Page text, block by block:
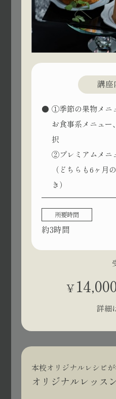
講座
①季節の果物メニ
お食事系メニュー
択
②プレミアムメニ
（どちらも6ヶ月
き）
所要時間
約3時間
¥
詳細
本校オリジナルレシピが
オリジナルレッス